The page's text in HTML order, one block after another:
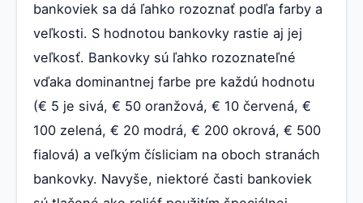
bankoviek sa dá ľahko rozoznať podľa farby a
veľkosti. S hodnotou bankovky rastie aj jej
veľkosť. Bankovky sú ľahko rozoznateľné
vďaka dominantnej farbe pre každú hodnotu
(€ 5 je sivá, € 50 oranžová, € 10 červená, €
100 zelená, € 20 modrá, € 200 okrová, € 500
fialová) a veľkým čísliciam na oboch stranách
bankovky. Navyše, niektoré časti bankoviek